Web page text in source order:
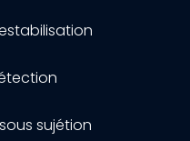
sujétion